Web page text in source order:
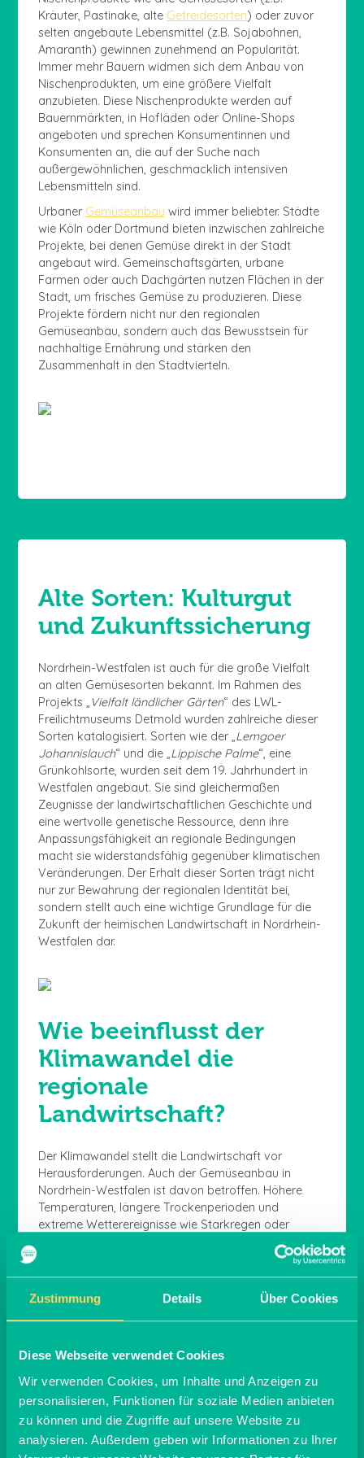
Zustimmung Details Über Cookies
Diese Webseite verwendet Cookies
Wir verwenden Cookies, um Inhalte und Anzeigen zu
personalisieren, Funktionen für soziale Medien anbieten
zu können und die Zugriffe auf unsere Website zu
analysieren. Außerdem geben wir Informationen zu Ihrer
Kräuter, Pastinake, alte Getreidesorten) oder zuvor
selten angebaute Lebensmittel (z.B. Sojabohnen,
Amaranth) gewinnen zunehmend an Popularität.
Immer mehr Bauern widmen sich dem Anbau von
Nischenprodukten, um eine größere Vielfalt
anzubieten. Diese Nischenprodukte werden auf
Bauernmärkten, in Hofläden oder Online-Shops
angeboten und sprechen Konsumentinnen und
Konsumenten an, die auf der Suche nach
außergewöhnlichen, geschmacklich intensiven
Lebensmitteln sind.
Urbaner Gemüseanbau wird immer beliebter. Städte
wie Köln oder Dortmund bieten inzwischen zahlreiche
Projekte, bei denen Gemüse direkt in der Stadt
angebaut wird. Gemeinschaftsgärten, urbane
Farmen oder auch Dachgärten nutzen Flächen in der
Stadt, um frisches Gemüse zu produzieren. Diese
Projekte fördern nicht nur den regionalen
Gemüseanbau, sondern auch das Bewusstsein für
nachhaltige Ernährung und stärken den
Zusammenhalt in den Stadtvierteln.
Alte Sorten: Kulturgut
und Zukunftssicherung
Nordrhein-Westfalen ist auch für die große Vielfalt
an alten Gemüsesorten bekannt. Im Rahmen des
Projekts „
Vielfalt ländlicher Gärten“ des LWL-
Freilichtmuseums Detmold wurden zahlreiche dieser
Sorten katalogisiert. Sorten wie der „ Lemgoer
Johannislauch“ und die „ Lippische Palme“, eine
Grünkohlsorte, wurden seit dem 19. Jahrhundert in
Westfalen angebaut. Sie sind gleichermaßen
Zeugnisse der landwirtschaftlichen Geschichte und
eine wertvolle genetische Ressource, denn ihre
Anpassungsfähigkeit an regionale Bedingungen
macht sie widerstandsfähig gegenüber klimatischen
Veränderungen. Der Erhalt dieser Sorten trägt nicht
nur zur Bewahrung der regionalen Identität bei,
sondern stellt auch eine wichtige Grundlage für die
Zukunft der heimischen Landwirtschaft in Nordrhein-
Westfalen dar.
Wie beeinflusst der
Klimawandel die
regionale
Landwirtschaft?
Der Klimawandel stellt die Landwirtschaft vor
Herausforderungen. Auch der Gemüseanbau in
Nordrhein-Westfalen ist davon betroffen. Höhere
Temperaturen, längere Trockenperioden und
extreme Wetterereignisse wie Starkregen oder
Stürme wirken sich auf den Ertrag und die Qualität
der Ernte aus. In den letzten Jahren hatten viele
landwirtschaftliche Betriebe mit Trockenheit und
dadurch bedingt mit niedrigeren Erträgen zu
kämpfen. Gemüse wie Kartoffeln und Zuckerrüben,
die viel Wasser benötigen, leiden immer häufigeren
sich auf das Wachstum von kältebeständigen
Gemüsesorten wie Grünkohl oder Rosenkohl ebenso
auswirken kann, wie die Ausbreitung bestimmter
Gleichzeitig bietet der Klimawandel aber auch
Chancen für den Gemüseanbau: Durch die längeren